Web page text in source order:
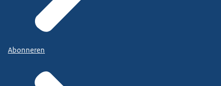
Abonneren